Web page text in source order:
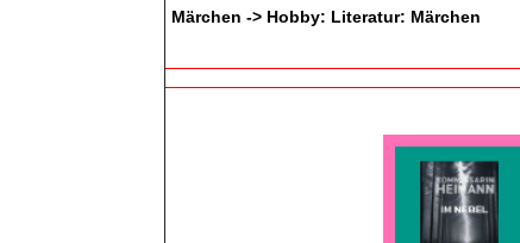
Märchen -> Hobby: Literatur: Märchen